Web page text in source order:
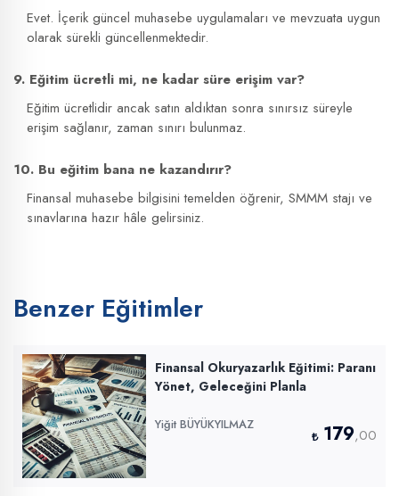
Evet. İçerik güncel muhasebe uygulamaları ve mevzuata uygun
olarak sürekli güncellenmektedir.
9. Eğitim ücretli mi, ne kadar süre erişim var?
Eğitim ücretlidir ancak satın aldıktan sonra sınırsız süreyle
erişim sağlanır, zaman sınırı bulunmaz.
10. Bu eğitim bana ne kazandırır?
Finansal muhasebe bilgisini temelden öğrenir, SMMM stajı ve
sınavlarına hazır hâle gelirsiniz.
Benzer Eğitimler
Finansal Okuryazarlık Eğitimi: Paranı
Yönet, Geleceğini Planla
Yiğit BÜYÜKYILMAZ 179,00